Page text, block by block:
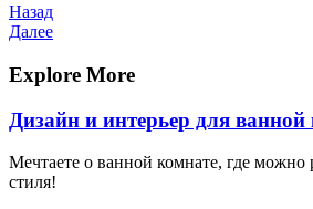
Навигация
по
записям
Предыдущая
запись
Назад
Следующая
Далее
Explore More
Дизайн и интерьер для
Мечтаете о ванной комнате, где можно
стиля!